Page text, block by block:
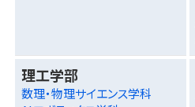
理工学部
数理・物理サイエンス学科